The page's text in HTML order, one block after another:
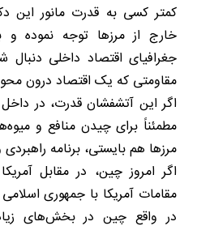
کمتر کسی به قدرت مانور این
خارج از مرزها توجه نموده
جغرافیای اقتصاد داخلی دنبال
مقاومتی که یک اقتصاد درون
اگر این آتشفشان قدرت، در
مطمئناً برای چیدن منافع و
مرزها هم بایستی، برنامه
اگر امروز چین، در مقابل
مقامات آمریکا با جمهوری
در واقع چین در بخش‌های